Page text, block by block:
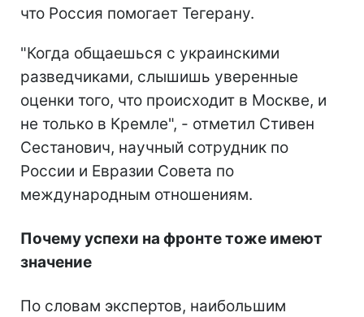
что Россия помогает Тегерану.
"Когда общаешься с украинскими
разведчиками, слышишь уверенные
оценки того, что происходит в Москве, и
не только в Кремле", - отметил Стивен
Сестанович, научный сотрудник по
России и Евразии Совета по
международным отношениям.
Почему успехи на фронте тоже имеют
значение
По словам экспертов, наибольшим